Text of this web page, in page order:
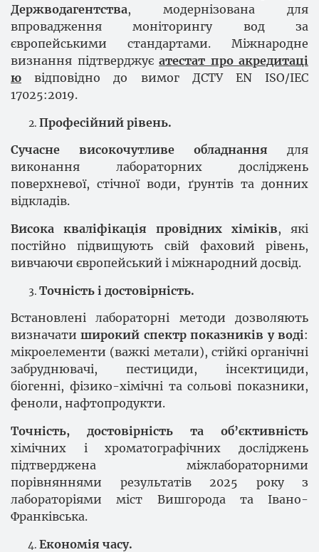
Держводагентства, модернізована для
впровадження моніторингу вод за
європейськими стандартами. Міжнародне
визнання підтверджує атестат про акредитаці
ю відповідно до вимог ДСТУ EN ISO/IEC
17025:2019.
Професійний рівень.
Сучасне високочутливе обладнання для
виконання лабораторних досліджень
поверхневої, стічної води, ґрунтів та донних
відкладів.
Висока кваліфікація провідних хіміків, які
постійно підвищують свій фаховий рівень,
вивчаючи європейський і міжнародний досвід.
Точність і достовірність.
Встановлені лабораторні методи дозволяють
визначатиширокий спектр показників у воді:
мікроелементи (важкі метали), стійкі органічні
забруднювачі, пестициди, інсектициди,
біогенні, фізико-хімічні та сольові показники,
феноли, нафтопродукти.
Точність, достовірність та об’єктивність
хімічних і хроматографічних досліджень
підтверджена міжлабораторними
порівняннями результатів 2025 року з
лабораторіями міст Вишгорода та Івано-
Франківська.
Економія часу.